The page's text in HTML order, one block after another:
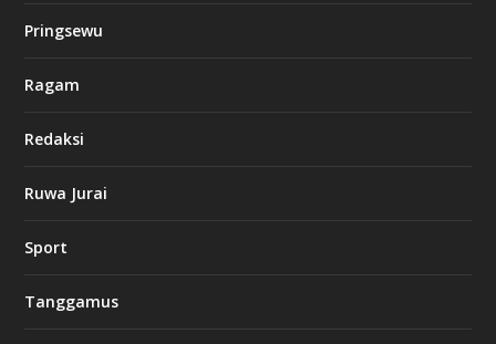
Pringsewu
Ragam
Redaksi
Ruwa Jurai
Sport
Tanggamus